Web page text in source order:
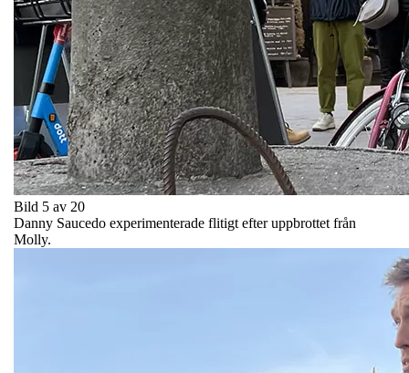
Bild 5 av 20
Danny Saucedo experimenterade flitigt efter uppbrottet från
Molly.